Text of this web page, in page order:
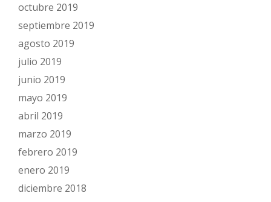
octubre 2019
septiembre 2019
agosto 2019
julio 2019
junio 2019
mayo 2019
abril 2019
marzo 2019
febrero 2019
enero 2019
diciembre 2018